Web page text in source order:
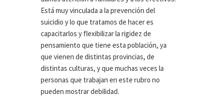
Está muy vinculada a la prevención del
suicidio y lo que tratamos de hacer es
capacitarlos y flexibilizar la rigidez de
pensamiento que tiene esta población, ya
que vienen de distintas provincias, de
distintas culturas, y que muchas veces la
personas que trabajan en este rubro no
pueden mostrar debilidad.